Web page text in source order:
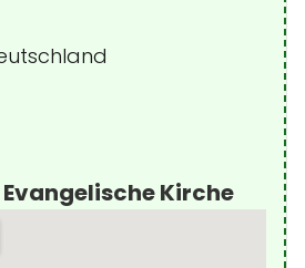
Kirche